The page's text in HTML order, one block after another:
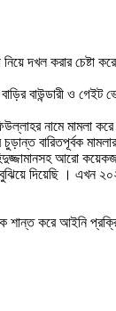
নিয়ে দখল করার
বাউন্ডারী ও গেইট
নামে মামলা
বারিতপূর্বক
আরো
দিয়েছি । এখন
শান্ত করে আইনি